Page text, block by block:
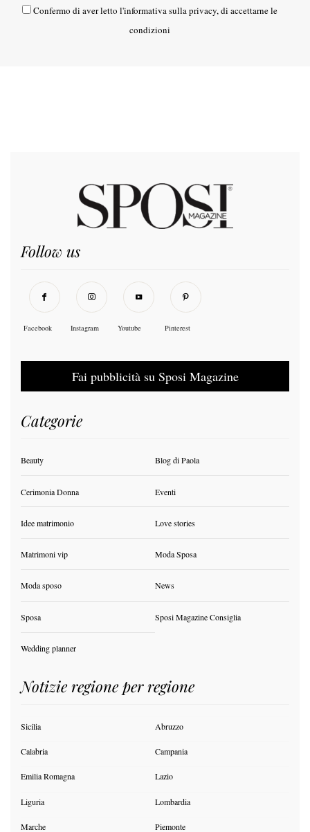
Confermo di aver letto l'informativa sulla privacy, di accettarne le
condizioni
Follow us
Facebook Instagram Youtube Pinterest
Fai pubblicità su Sposi Magazine
Categorie
Beauty Blog di Paola
Cerimonia Donna Eventi
Idee matrimonio Love stories
Matrimoni vip Moda Sposa
Moda sposo News
Sposa Sposi Magazine Consiglia
Wedding planner
Notizie regione per regione
Sicilia Abruzzo
Calabria Campania
Emilia Romagna Lazio
Liguria Lombardia
Marche Piemonte